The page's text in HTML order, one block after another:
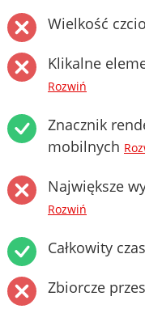
Wielkość
Klikalne
Rozwiń
Znacznik
mobilnych
Największe
Rozwiń
Całkowity
Zbiorcze